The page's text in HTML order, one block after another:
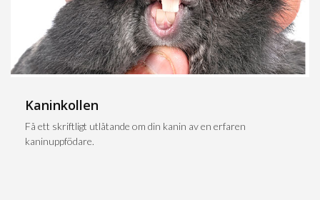
Kaninkollen
Få ett skriftligt utlåtande om din kanin av en erfaren
kaninuppfödare.